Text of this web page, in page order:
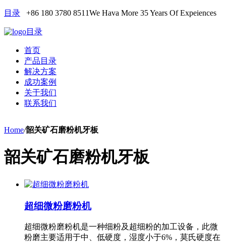
目录 +86 180 3780 8511We Hava More 35 Years Of Expeiences
目录
首页
产品目录
解决方案
成功案例
关于我们
联系我们
Home/韶关矿石磨粉机牙板
韶关矿石磨粉机牙板
超细微粉磨粉机
超细微粉磨粉机是一种细粉及超细粉的加工设备，此微
粉磨主要适用于中、低硬度，湿度小于6%，莫氏硬度在